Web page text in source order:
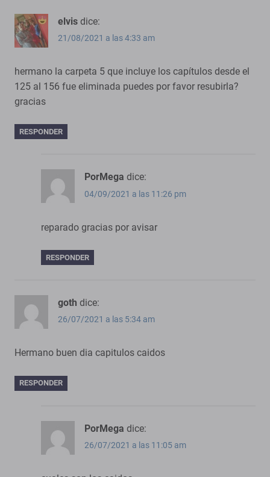
elvis dice:
21/08/2021 a las 4:33 am
hermano la carpeta 5 que incluye los capítulos desde el
125 al 156 fue eliminada puedes por favor resubirla?
gracias
RESPONDER
PorMega dice:
04/09/2021 a las 11:26 pm
reparado gracias por avisar
RESPONDER
goth dice:
26/07/2021 a las 5:34 am
Hermano buen dia capitulos caidos
RESPONDER
PorMega dice:
26/07/2021 a las 11:05 am